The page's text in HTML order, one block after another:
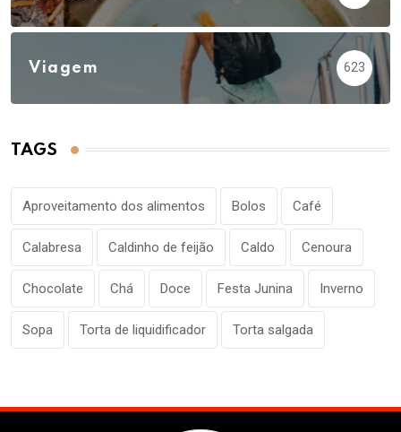
Viagem 623
TAGS
Aproveitamento dos alimentos Bolos Café
Calabresa Caldinho de feijão Caldo Cenoura
Chocolate Chá Doce Festa Junina Inverno
Sopa Torta de liquidificador Torta salgada